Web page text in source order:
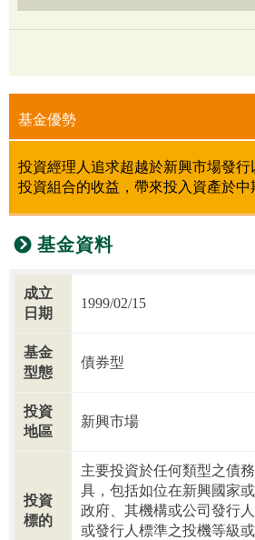
基金優勢
投資經理人追求超越於新興市場發
投資組合的收益，帶來投入資產於中
基金資料
成立
日期
1999/02/15
基金
型態
債券型
投資
地區
新興市場
投資
標的
主要投資於任何類型之債
具，包括如位在新興國家
政府、其機構或公司發行
或發行人標準之投機等級